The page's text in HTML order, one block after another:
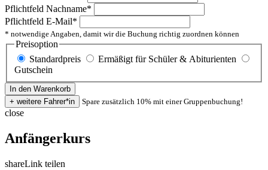
Pflichtfeld Nachname*
Pflichtfeld E-Mail*
* notwendige Angaben, damit wir die Buchung richtig zuordnen können
Preisoption
Standardpreis
Ermäßigt für Schüler & Abiturienten
Gutschein
Spare zusätzlich 10% mit einer Gruppenbuchung!
close
Anfängerkurs
shareLink teilen